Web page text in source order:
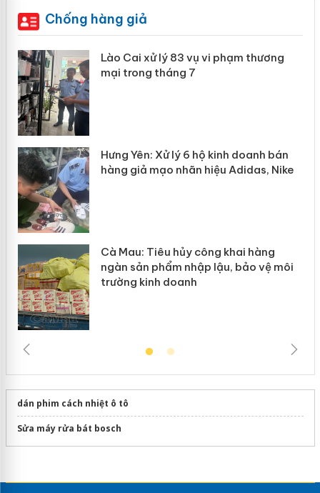
Chống hàng giả
Lào Cai xử lý 83 vụ vi phạm thương
mại trong tháng 7
Hưng Yên: Xử lý 6 hộ kinh doanh bán
hàng giả mạo nhãn hiệu Adidas, Nike
Cà Mau: Tiêu hủy công khai hàng
ngàn sản phẩm nhập lậu, bảo vệ môi
trường kinh doanh
dán phim cách nhiệt ô tô
Sửa máy rửa bát bosch